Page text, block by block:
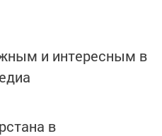
и интересным в
в